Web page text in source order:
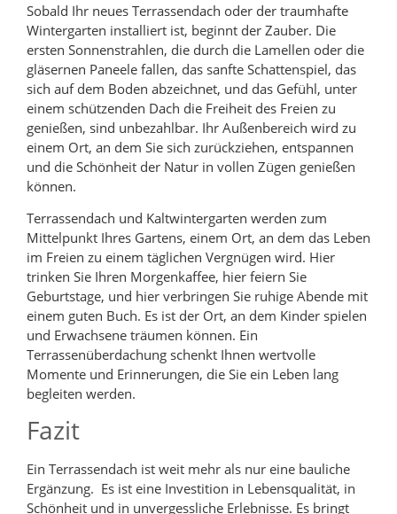
Sobald Ihr neues Terrassendach oder der traumhafte
Wintergarten installiert ist, beginnt der Zauber. Die
ersten Sonnenstrahlen, die durch die Lamellen oder die
gläsernen Paneele fallen, das sanfte Schattenspiel, das
sich auf dem Boden abzeichnet, und das Gefühl, unter
einem schützenden Dach die Freiheit des Freien zu
genießen, sind unbezahlbar. Ihr Außenbereich wird zu
einem Ort, an dem Sie sich zurückziehen, entspannen
und die Schönheit der Natur in vollen Zügen genießen
können.
Terrassendach und Kaltwintergarten werden zum
Mittelpunkt Ihres Gartens, einem Ort, an dem das Leben
im Freien zu einem täglichen Vergnügen wird. Hier
trinken Sie Ihren Morgenkaffee, hier feiern Sie
Geburtstage, und hier verbringen Sie ruhige Abende mit
einem guten Buch. Es ist der Ort, an dem Kinder spielen
und Erwachsene träumen können. Ein
Terrassenüberdachung schenkt Ihnen wertvolle
Momente und Erinnerungen, die Sie ein Leben lang
begleiten werden.
Fazit
Ein Terrassendach ist weit mehr als nur eine bauliche
Ergänzung. Es ist eine Investition in Lebensqualität, in
Schönheit und in unvergessliche Erlebnisse. Es bringt